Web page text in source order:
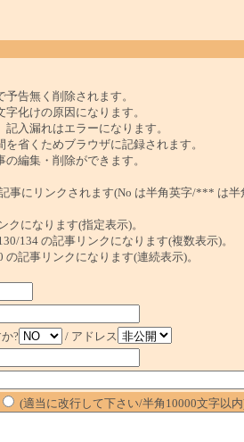
告無く削除されます。
化けの原因になります。
入漏れはエラーになります。
省くためブラウザに記録されます。
編集・削除ができます。
にリンクされます(No は半角英字/*** は半
になります(指定表示)。
134 の記事リンクになります(複数表示)。
記事リンクになります(連続表示)。
?
/ アドレス
(適当に改行して下さい/半角10000文字以